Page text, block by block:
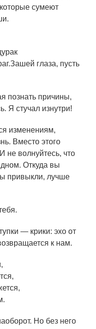
сумеют
Зашей глаза, пусть
познать причины,
Я стучал изнутри!
изменениям,
Вместо этого
не волнуйтесь, что
Откуда вы
привыкли, лучше
— крики: эхо от
к нам.
Но без него